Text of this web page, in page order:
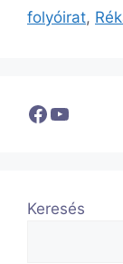
folyóirat,
Facebook
YouTube
Keresés